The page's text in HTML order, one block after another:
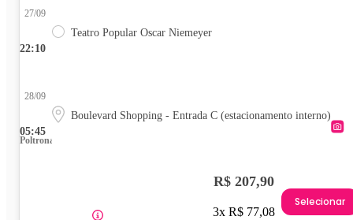
22:10
27/09
Teatro Popular Oscar Niemeyer
05:45
28/09
Boulevard Shopping - Entrada C (estacionamento interno)
Poltrona
R$ 207,90
3x R$ 77,08
Selecionar